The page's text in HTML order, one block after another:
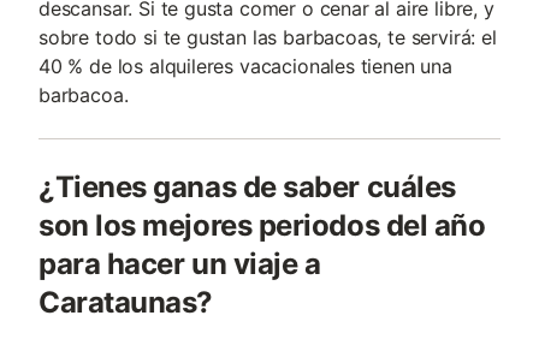
descansar. Si te gusta comer o cenar al aire libre, y
sobre todo si te gustan las barbacoas, te servirá: el
40 % de los alquileres vacacionales tienen una
barbacoa.
¿Tienes ganas de saber cuáles
son los mejores periodos del año
para hacer un viaje a
Carataunas?